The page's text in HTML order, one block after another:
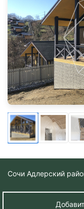
Сочи Адлерский